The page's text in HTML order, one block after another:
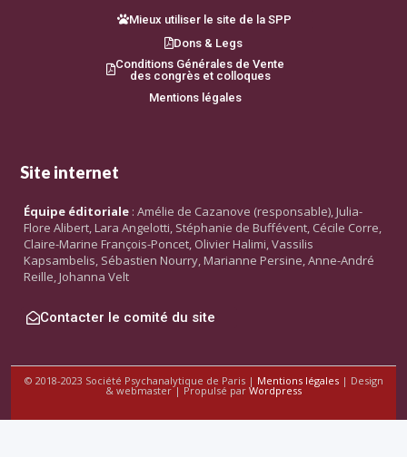
Mieux utiliser le site de la SPP
Dons & Legs
Conditions Générales de Vente
des congrès et colloques
Mentions légales
Site internet
Équipe éditoriale : Amélie de Cazanove (responsable), Julia-
Flore Alibert, Lara Angelotti, Stéphanie de Buffévent, Cécile Corre,
Claire-Marine François-Poncet, Olivier Halimi, Vassilis
Kapsambelis, Sébastien Nourry, Marianne Persine, Anne-André
Reille, Johanna Velt
Contacter le comité du site
© 2018-2023 Société Psychanalytique de Paris | Mentions légales| Design
& webmaster | Propulsé par Wordpress